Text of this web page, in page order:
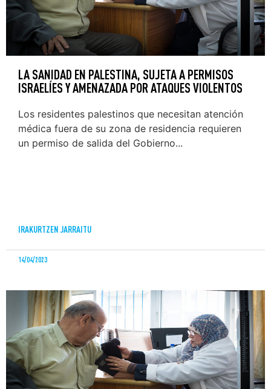
LA SANIDAD EN PALESTINA, SUJETA A PERMISOS
ISRAELÍES Y AMENAZADA POR ATAQUES VIOLENTOS
Los residentes palestinos que necesitan atención
médica fuera de su zona de residencia requieren
un permiso de salida del Gobierno...
IRAKURTZEN JARRAITU
14/04/2023